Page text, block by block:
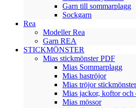
Garn till sommarplagg
Sockgarn
Rea
Modeller Rea
Garn REA
STICKMÖNSTER
Mias stickmönster PDF
Mias Sommarplagg
Mias baströjor
Mias tröjor stickmönster
Mias jackor, koftor och
Mias mössor